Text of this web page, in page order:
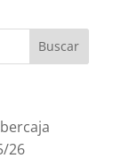
26